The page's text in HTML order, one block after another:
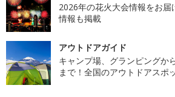
2026年の花火大会情報をお届
情報も掲載
アウトドアガイド
キャンプ場、グランピングか
まで！全国のアウトドアスポ